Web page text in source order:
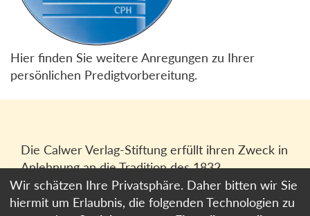
Hier finden Sie weitere Anregungen zu Ihrer
persönlichen Predigtvorbereitung.
Die Calwer Verlag-Stiftung erfüllt ihren Zweck in
Anlehnung an die Tradition des 1832
gegründeten Calwer Verlagsvereins, der
heutigen Calwer Verlag Bücher und Medien
Wir schätzen Ihre Privatsphäre. Daher bitten wir Sie
hiermit um Erlaubnis, die folgenden Technologien zu